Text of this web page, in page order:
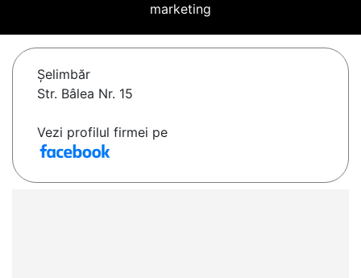
marketing
Şelimbăr
Str. Bâlea Nr. 15
Vezi profilul firmei pe